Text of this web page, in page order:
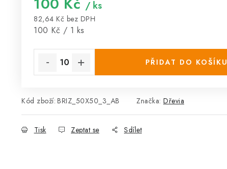
/ ks
82,64 Kč bez DPH
Měrná cena:
100 Kč / 1 ks
PŘIDAT DO KOŠÍKU
Kód zboží: BRIZ_50X50_3_AB Značka: Dřevia
Tisk Zeptat se Sdílet